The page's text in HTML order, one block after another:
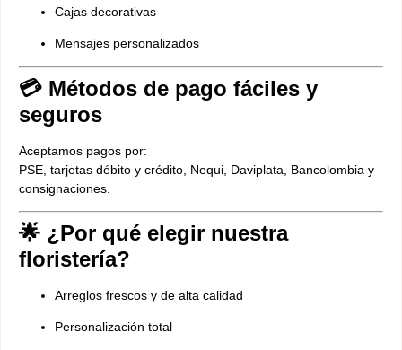
Cajas decorativas
Mensajes personalizados
💳 Métodos de pago fáciles y
seguros
Aceptamos pagos por:
PSE, tarjetas débito y crédito, Nequi, Daviplata, Bancolombia y
consignaciones.
🌟 ¿Por qué elegir nuestra
floristería?
Arreglos frescos y de alta calidad
Personalización total